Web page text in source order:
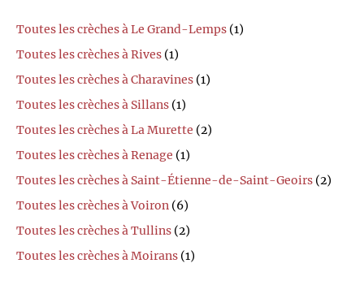
Toutes les crèches à Le Grand-Lemps (1)
Toutes les crèches à Rives (1)
Toutes les crèches à Charavines (1)
Toutes les crèches à Sillans (1)
Toutes les crèches à La Murette (2)
Toutes les crèches à Renage (1)
Toutes les crèches à Saint-Étienne-de-Saint-Geoirs (2)
Toutes les crèches à Voiron (6)
Toutes les crèches à Tullins (2)
Toutes les crèches à Moirans (1)